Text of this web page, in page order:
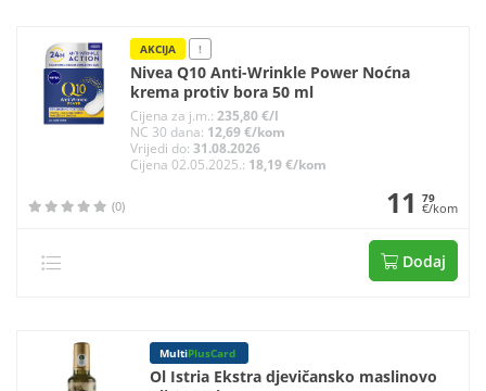
AKCIJA !
Nivea Q10 Anti-Wrinkle Power Noćna
krema protiv bora 50 ml
Cijena za j.m.:235,80 €/l
NC 30 dana: 12,69 €/kom
Vrijedi do:31.08.2026
Cijena 02.05.2025.: 18,19 €/kom
(0) 11 79
€/kom
Dodaj
MultiPlusCard
Ol Istria Ekstra djevičansko maslinovo